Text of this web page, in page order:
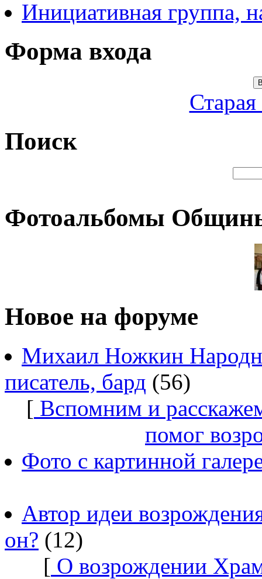
Инициативная группа,
Форма входа
Поиск
Фотоальбомы
Новое на форуме
Михаил Ножкин
писатель, бард (56)
[ Вспомним и
помог
Фото с картинной
Автор идеи
он? (12)
[ О возрождении